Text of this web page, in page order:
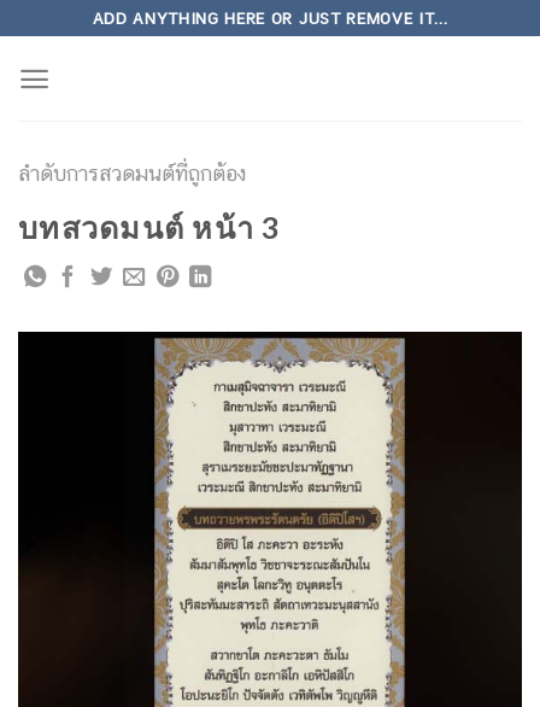
content
ADD ANYTHING HERE OR JUST REMOVE IT...
ลำดับการสวดมนต์ที่ถูกต้อง
บทสวดมนต์ หน้า 3